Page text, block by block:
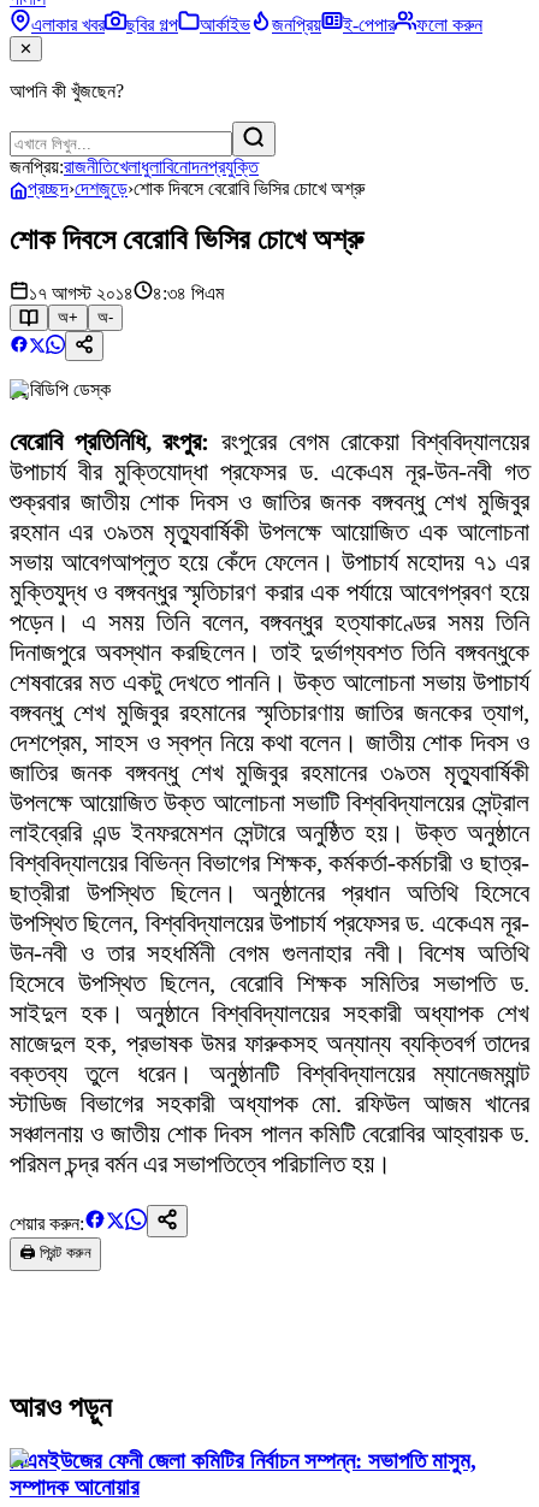
এলাকার খবর
ছবির গল্প আর্কাইভ জনপ্রিয় ই-পেপার ফলো করুন
✕
আপনি কী খুঁজছেন?
জনপ্রিয়:রাজনীতিখেলাধুলাবিনোদনপ্রযুক্তি
প্রচ্ছদ›দেশজুড়ে›শোক দিবসে বেরোবি ভিসির চোখে অশ্রু
শোক দিবসে বেরোবি ভিসির চোখে অশ্রু
১৭ আগস্ট ২০১৪ ৪:৩৪ পিএম
অ+ অ-
বিডিপি ডেস্ক
বেরোবি প্রতিনিধি, রংপুর: রংপুরের বেগম রোকেয়া বিশ্ববিদ্যালয়ের
উপাচার্য বীর মুক্তিযোদ্ধা প্রফেসর ড. একেএম নূর-উন-নবী গত
শুক্রবার জাতীয় শোক দিবস ও জাতির জনক বঙ্গবন্ধু শেখ মুজিবুর
রহমান এর ৩৯তম মৃত্যুবার্ষিকী উপলক্ষে আয়োজিত এক আলোচনা
সভায় আবেগআপ্লুত হয়ে কেঁদে ফেলেন। উপাচার্য মহোদয় ৭১ এর
মুক্তিযুদ্ধ ও বঙ্গবন্ধুর স্মৃতিচারণ করার এক পর্যায়ে আবেগপ্রবণ হয়ে
পড়েন। এ সময় তিনি বলেন, বঙ্গবন্ধুর হত্যাকাণ্ডের সময় তিনি
দিনাজপুরে অবস্থান করছিলেন। তাই দুর্ভাগ্যবশত তিনি বঙ্গবন্ধুকে
শেষবারের মত একটু দেখতে পাননি। উক্ত আলোচনা সভায় উপাচার্য
বঙ্গবন্ধু শেখ মুজিবুর রহমানের স্মৃতিচারণায় জাতির জনকের ত্যাগ,
দেশপ্রেম, সাহস ও স্বপ্ন নিয়ে কথা বলেন। জাতীয় শোক দিবস ও
জাতির জনক বঙ্গবন্ধু শেখ মুজিবুর রহমানের ৩৯তম মৃত্যুবার্ষিকী
উপলক্ষে আয়োজিত উক্ত আলোচনা সভাটি বিশ্ববিদ্যালয়ের সেন্ট্রাল
লাইব্রেরি এন্ড ইনফরমেশন সেন্টারে অনুষ্ঠিত হয়। উক্ত অনুষ্ঠানে
বিশ্ববিদ্যালয়ের বিভিন্ন বিভাগের শিক্ষক, কর্মকর্তা-কর্মচারী ও ছাত্র-
ছাত্রীরা উপস্থিত ছিলেন। অনুষ্ঠানের প্রধান অতিথি হিসেবে
উপস্থিত ছিলেন, বিশ্ববিদ্যালয়ের উপাচার্য প্রফেসর ড. একেএম নূর-
উন-নবী ও তার সহধর্মিনী বেগম গুলনাহার নবী। বিশেষ অতিথি
হিসেবে উপস্থিত ছিলেন, বেরোবি শিক্ষক সমিতির সভাপতি ড.
সাইদুল হক। অনুষ্ঠানে বিশ্ববিদ্যালয়ের সহকারী অধ্যাপক শেখ
মাজেদুল হক, প্রভাষক উমর ফারুকসহ অন্যান্য ব্যক্তিবর্গ তাদের
বক্তব্য তুলে ধরেন। অনুষ্ঠানটি বিশ্ববিদ্যালয়ের ম্যানেজম্যান্ট
স্টাডিজ বিভাগের সহকারী অধ্যাপক মো. রফিউল আজম খানের
সঞ্চালনায় ও জাতীয় শোক দিবস পালন কমিটি বেরোবির আহ্বায়ক ড.
পরিমল চন্দ্র বর্মন এর সভাপতিত্বে পরিচালিত হয়।
শেয়ার করুন:
🖨️ প্রিন্ট করুন
আরও পড়ুন
বিএমইউজের ফেনী জেলা কমিটির নির্বাচন সম্পন্ন: সভাপতি মাসুম,
সম্পাদক আনোয়ার